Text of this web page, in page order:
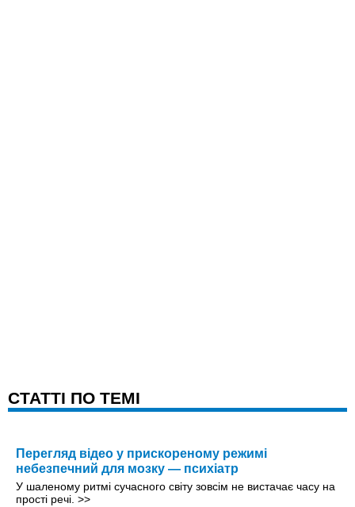
CТАТТІ ПО ТЕМІ
Перегляд відео у прискореному режимі
небезпечний для мозку — психіатр
У шаленому ритмі сучасного світу зовсім не вистачає часу на
прості речі. >>